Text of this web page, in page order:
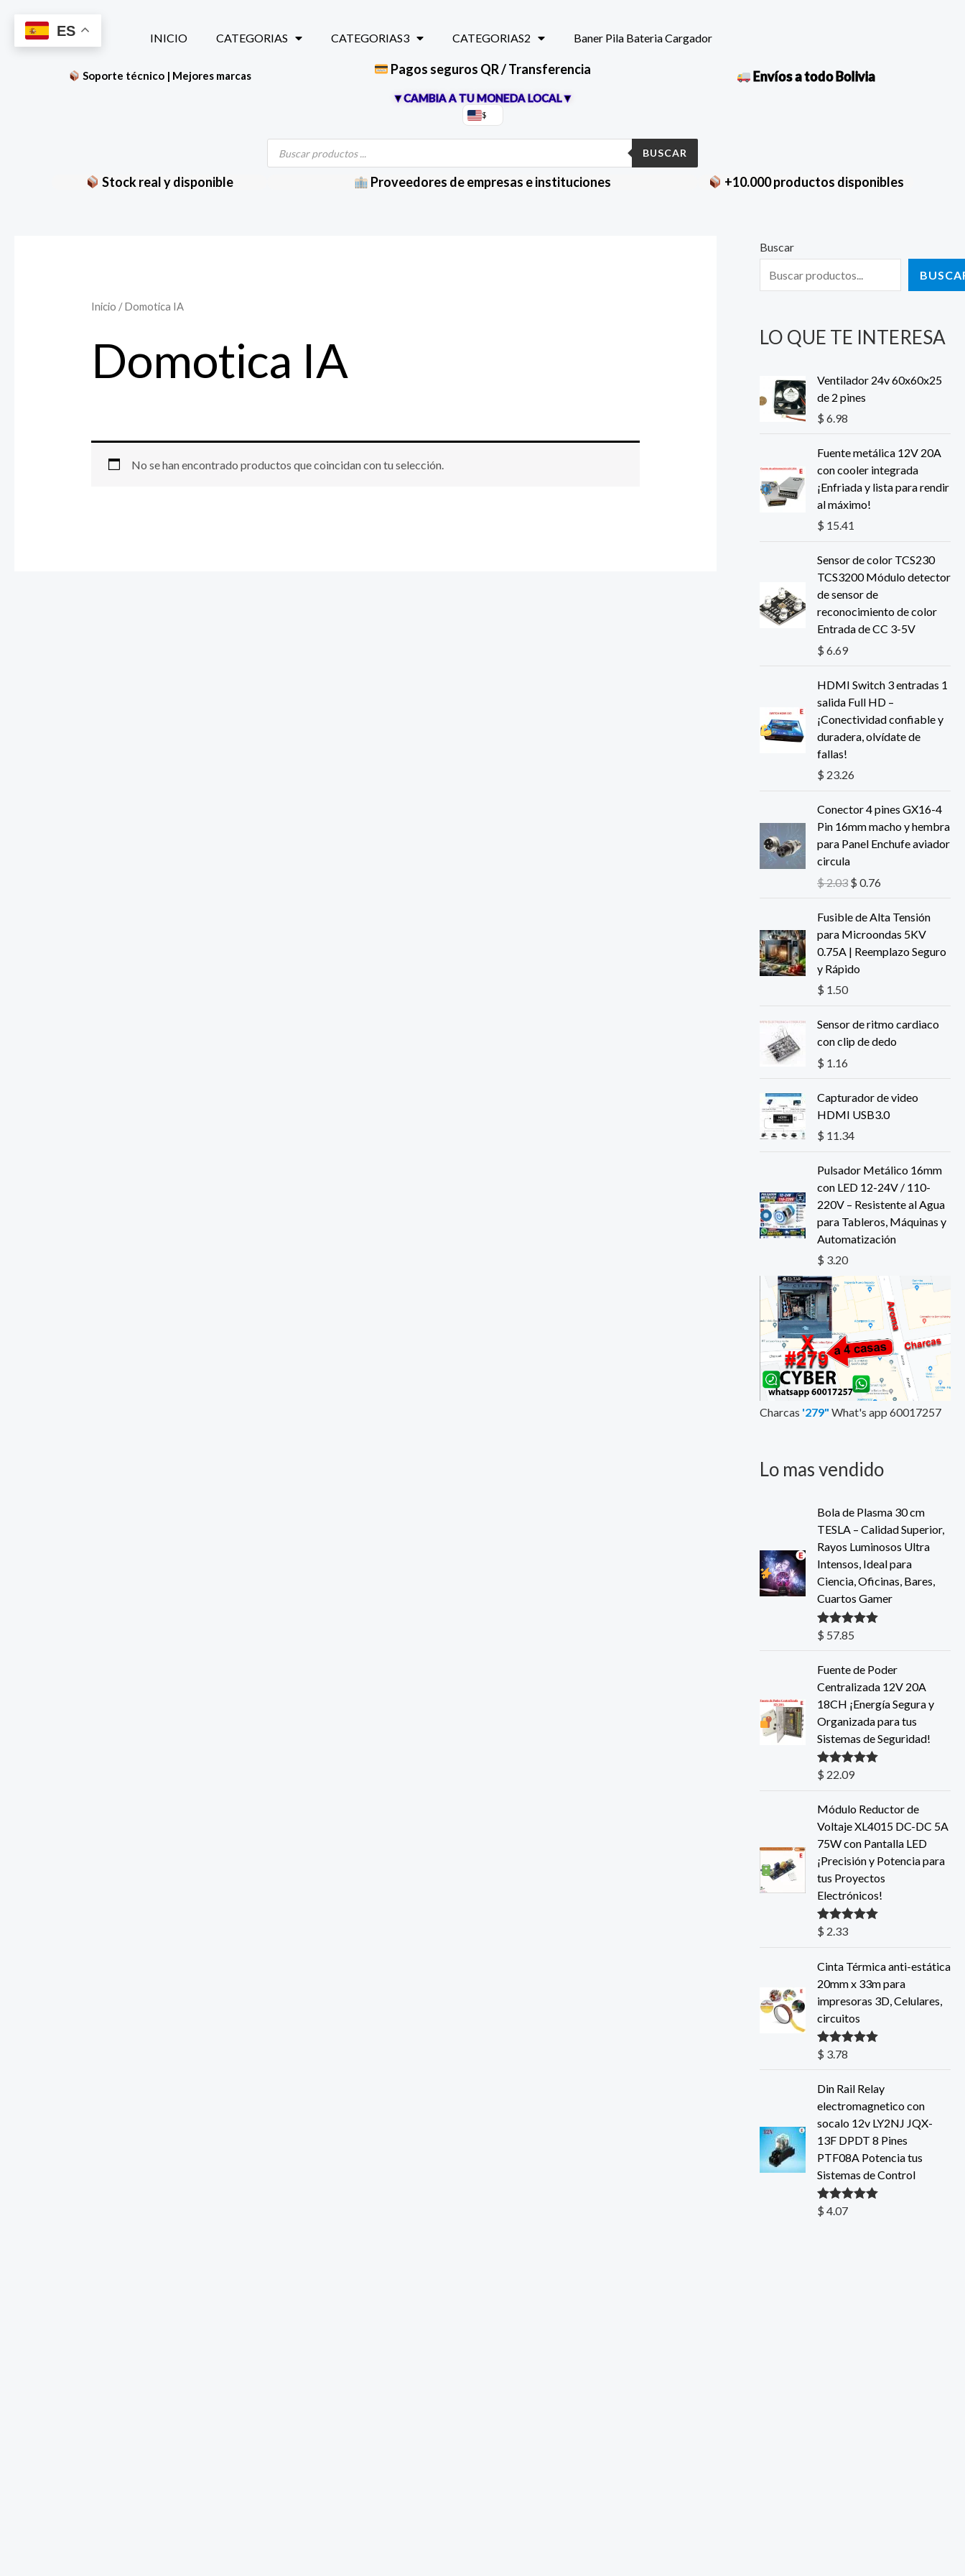
contenido
INICIO CATEGORIAS CATEGORIAS3 CATEGORIAS2 Baner Pila Bateria Cargador
Soporte técnico | Mejores marcas Pagos seguros QR / Transferencia Envíos a todo Bolivia
▼CAMBIA A TU MONEDA LOCAL▼
$
Búsqueda
productos
BUSCAR
Stock real y disponible Proveedores de empresas e instituciones +10.000 productos disponibles
Inicio / Domotica IA
Domotica IA
No se han encontrado productos que coincidan con tu selección.
Buscar
LO QUE TE INTERESA
Ventilador 24v 60x60x25
de 2 pines
$ 6.98
Fuente metálica 12V 20A
con cooler integrada
¡Enfriada y lista para rendir
al máximo!
$ 15.41
Sensor de color TCS230
TCS3200 Módulo detector
de sensor de
reconocimiento de color
Entrada de CC 3-5V
$ 6.69
HDMI Switch 3 entradas 1
salida Full HD –
¡Conectividad confiable y
duradera, olvídate de
fallas!
$ 23.26
Conector 4 pines GX16-4
Pin 16mm macho y hembra
para Panel Enchufe aviador
circula
$2.03 c
o
o
r
i
n
a
r
a
:
2
0
$ 0.76c
o
a
c
l
e
$
7
6
.
Fusible de Alta Tensión
para Microondas 5KV
0.75A | Reemplazo Seguro
y Rápido
$ 1.50
Sensor de ritmo cardiaco
con clip de dedo
$ 1.16
Capturador de video
HDMI USB3.0
$ 11.34
Pulsador Metálico 16mm
con LED 12-24V / 110-
220V – Resistente al Agua
para Tableros, Máquinas y
Automatización
$ 3.20
Charcas '279" What's app 60017257
Lo mas vendido
Bola de Plasma 30 cm
TESLA – Calidad Superior,
Rayos Luminosos Ultra
Intensos, Ideal para
Ciencia, Oficinas, Bares,
Cuartos Gamer
Valorado con
$ 57.85
Fuente de Poder
Centralizada 12V 20A
18CH ¡Energía Segura y
Organizada para tus
Sistemas de Seguridad!
Valorado con
$ 22.09
Módulo Reductor de
Voltaje XL4015 DC-DC 5A
75W con Pantalla LED
¡Precisión y Potencia para
tus Proyectos
Electrónicos!
Valorado con
$ 2.33
Cinta Térmica anti-estática
20mm x 33m para
impresoras 3D, Celulares,
circuitos
Valorado con
$ 3.78
Din Rail Relay
electromagnetico con
socalo 12v LY2NJ JQX-
13F DPDT 8 Pines
PTF08A Potencia tus
Sistemas de Control
Valorado con
$ 4.07
ES